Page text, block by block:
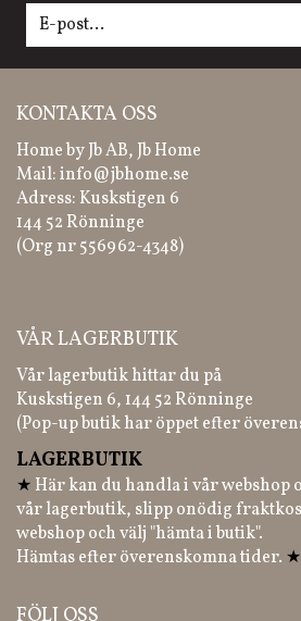
KONTAKTA OSS
Home by Jb AB, Jb Home
Mail:info@jbhome.se
Adress: Kuskstigen 6
144 52 Rönninge
(Org nr 556962-4348)
VÅR LAGERBUTIK
Vår lagerbutik hittar du på
Kuskstigen 6, 144 52 Rönninge
(Pop-up butik har öppet efter
LAGERBUTIK
★ Här kan du handla i vår webshop
vår lagerbutik, slipp onödig
webshop och välj "hämta i butik".
Hämtas efter överenskomna tider. ★